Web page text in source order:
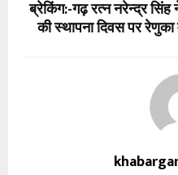
ब्रेकिंग:-गढ़ रत्न नरेन्द्र सिंह
की स्थापना दिवस पर रेणुका